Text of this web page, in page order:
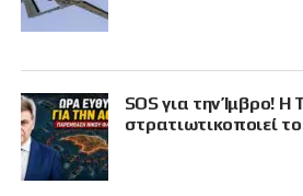
SOS για την Ίμβρο! Η
στρατιωτικοποιεί